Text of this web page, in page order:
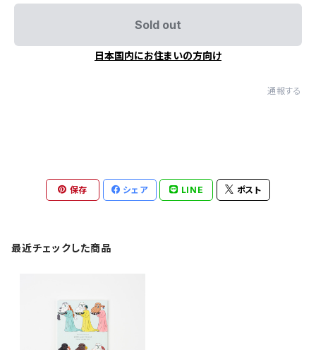
Sold out
日本国内にお住まいの方向け
通報する
保存 シェア LINE ポスト
最近チェックした商品